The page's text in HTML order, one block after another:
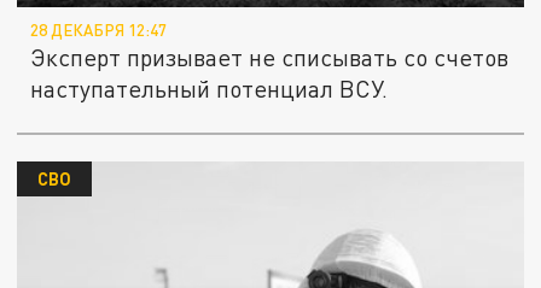
28 ДЕКАБРЯ 12:47
Эксперт призывает не списывать со счетов
наступательный потенциал ВСУ.
СВО